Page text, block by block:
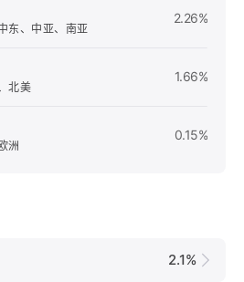
东、中亚、南亚
2.26%
北美
1.66%
洲
0.15%
2.1%